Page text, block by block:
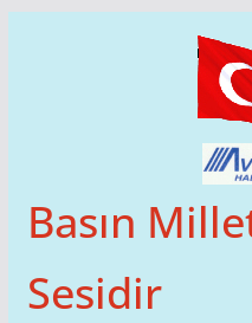
Basın
Sesidir